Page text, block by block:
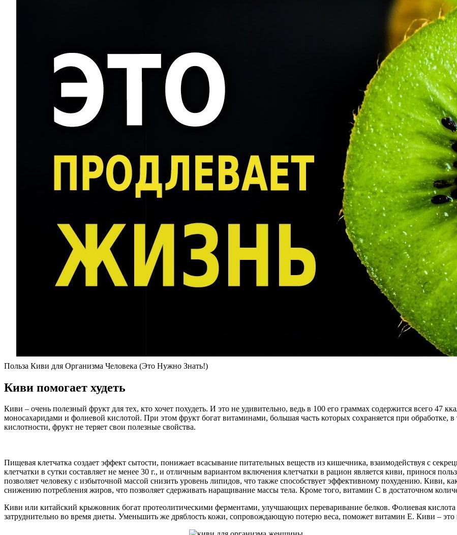
Польза Киви для Организма Человека (Это Нужно Знать!)
Киви помогает худеть
Киви – очень полезный фрукт для тех, кто хочет похудеть. И это не удивительно, ведь в 100 его граммах содержится всего 47
моносахаридами и фолиевой кислотой. При этом фрукт богат витаминами, большая часть которых сохраняется при обработке,
кислотности, фрукт не теряет свои полезные свойства.
Пищевая клетчатка создает эффект сытости, понижает всасывание питательных веществ из кишечника, взаимодействуя с
клетчатки в сутки составляет не менее 30 г., и отличным вариантом включения клетчатки в рацион является киви, принося
позволяет человеку с избыточной массой снизить уровень липидов, что также способствует эффективному похудению. Киви,
снижению потребления жиров, что позволяет сдерживать наращивание массы тела. Кроме того, витамин C в достаточном
Киви или китайский крыжовник богат протеолитическими ферментами, улучшающих переваривание белков. Фолиевая
затруднительно во время диеты. Уменьшить же дряблость кожи, сопровождающую потерю веса, поможет витамин Е. Киви – это